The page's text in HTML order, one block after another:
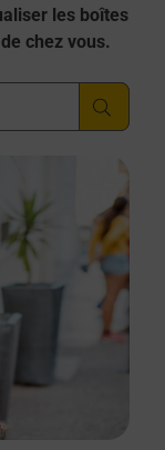
les boîtes
chez vous.